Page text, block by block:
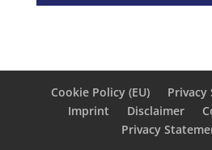
Cookie Policy (EU)
Privacy
Imprint
Disclaimer
Privacy